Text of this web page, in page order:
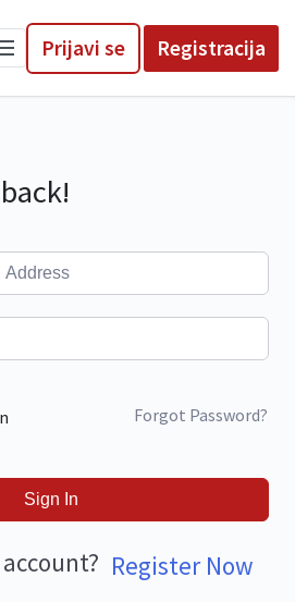
Prijavi se Registracija
Forgot Password?
Sign In
Register Now